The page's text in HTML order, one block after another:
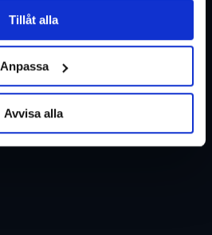
Tillåt alla
Anpassa
Avvisa alla
Boka och res tryggt med
EverTrek
Grupp & Konferens
Kontakta oss